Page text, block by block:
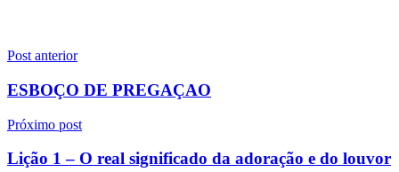
Navegação
de
Post anterior
ESBOÇO DE PREGAÇAO
Próximo post
Lição 1 – O real significado da adoração e do louvor